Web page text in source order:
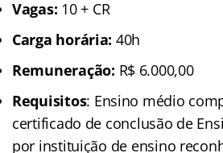
Vagas: 10 + CR
Carga horária: 40h
Remuneração: R$ 6.000,00
Requisitos: Ensino médio
certificado de conclusão de
por instituição de ensino